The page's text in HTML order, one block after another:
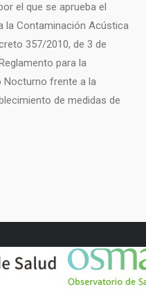
el que se aprueba el
la Contaminación Acústica
357/2010, de 3 de
para la
Nocturno frente a la
de medidas de